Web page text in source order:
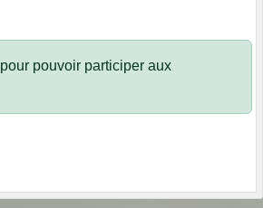
pour pouvoir participer aux